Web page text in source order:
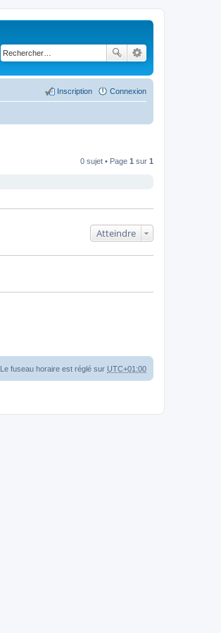
Connexion
Inscription
0 sujet • Page 1 sur 1
Atteindre
Le fuseau horaire est réglé sur UTC+01:00